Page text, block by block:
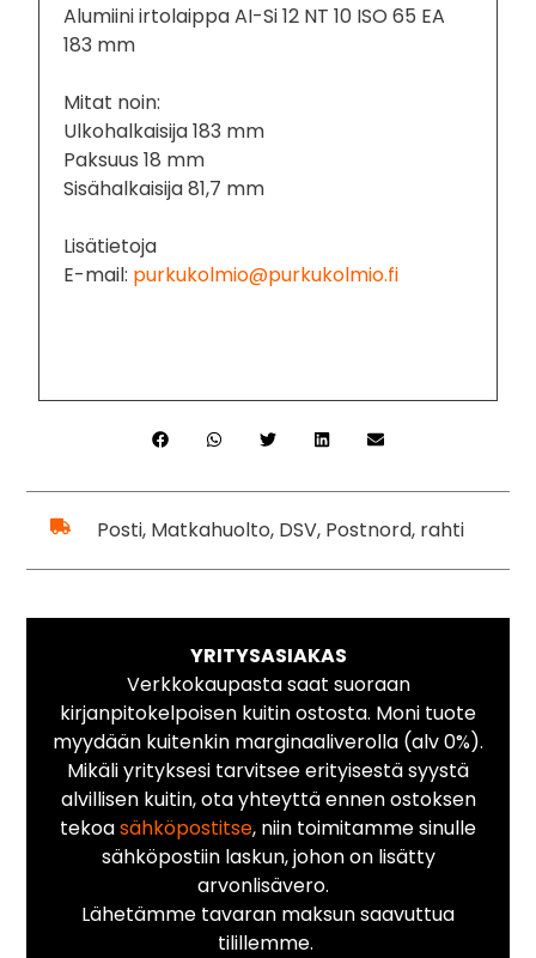
Alumiini irtolaippa AI-Si 12 NT 10 ISO 65 EA
183 mm
Mitat noin:
Ulkohalkaisija 183 mm
Paksuus 18 mm
Sisähalkaisija 81,7 mm
Lisätietoja
E-mail: purkukolmio@purkukolmio.fi
Posti, Matkahuolto, DSV, Postnord, rahti
YRITYSASIAKAS
Verkkokaupasta saat suoraan
kirjanpitokelpoisen kuitin ostosta. Moni tuote
myydään kuitenkin marginaaliverolla (alv 0%).
Mikäli yrityksesi tarvitsee erityisestä syystä
alvillisen kuitin, ota yhteyttä ennen ostoksen
tekoasähköpostitse, niin toimitamme sinulle
sähköpostiin laskun, johon on lisätty
arvonlisävero.
Lähetämme tavaran maksun saavuttua
tilillemme.